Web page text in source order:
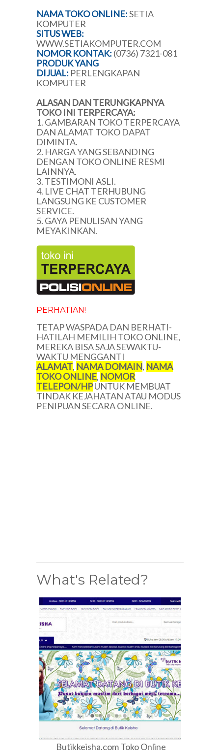
NAMA TOKO ONLINE:SETIA
KOMPUTER
SITUS WEB:
WWW.SETIAKOMPUTER.COM
NOMOR KONTAK: (0736) 7321-081
PRODUK YANG
DIJUAL: PERLENGKAPAN
KOMPUTER
ALASAN DAN TERUNGKAPNYA
TOKO INI TERPERCAYA:
1. GAMBARAN TOKO TERPERCAYA
DAN ALAMAT TOKO DAPAT
DIMINTA.
2. HARGA YANG SEBANDING
DENGAN TOKO ONLINE RESMI
LAINNYA.
3. TESTIMONI ASLI.
4. LIVE CHAT TERHUBUNG
LANGSUNG KE CUSTOMER
SERVICE.
5. GAYA PENULISAN YANG
MEYAKINKAN.
PERHATIAN!
TETAP WASPADA DAN BERHATI-
HATILAH MEMILIH TOKO ONLINE,
MEREKA BISA SAJA SEWAKTU-
WAKTU MENGGANTI
ALAMAT, NAMA DOMAIN, NAMA
TOKO ONLINE, NOMOR
TELEPON/HPUNTUK MEMBUAT
TINDAK KEJAHATAN ATAU MODUS
PENIPUAN SECARA ONLINE.
What's Related?
Butikkeisha.com Toko Online